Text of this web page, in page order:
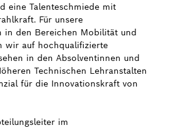
eine Talenteschmiede mit
Für unsere
in den Bereichen Mobilität und
wir auf hochqualifizierte
in den Absolventinnen und
Technischen Lehranstalten
für die Innovationskraft von
im